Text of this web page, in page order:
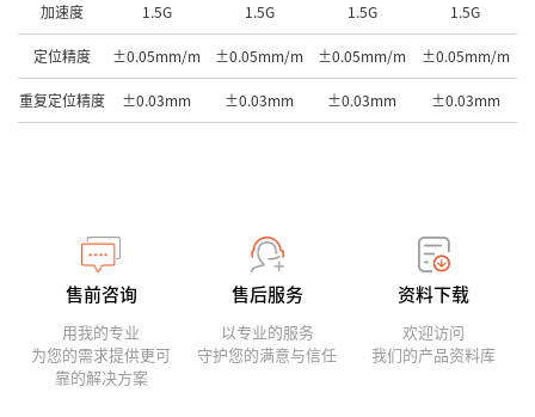
加速度 1.5G 1.5G 1.5G 1.5G
定位精度 ±0.05mm/m ±0.05mm/m ±0.05mm/m ±0.05mm/m
重复定位精度 ±0.03mm ±0.03mm ±0.03mm ±0.03mm
售前咨询
用我的专业
为您的需求提供更可
靠的解决方案
售后服务
以专业的服务
守护您的满意与信任
资料下载
欢迎访问
我们的产品资料库